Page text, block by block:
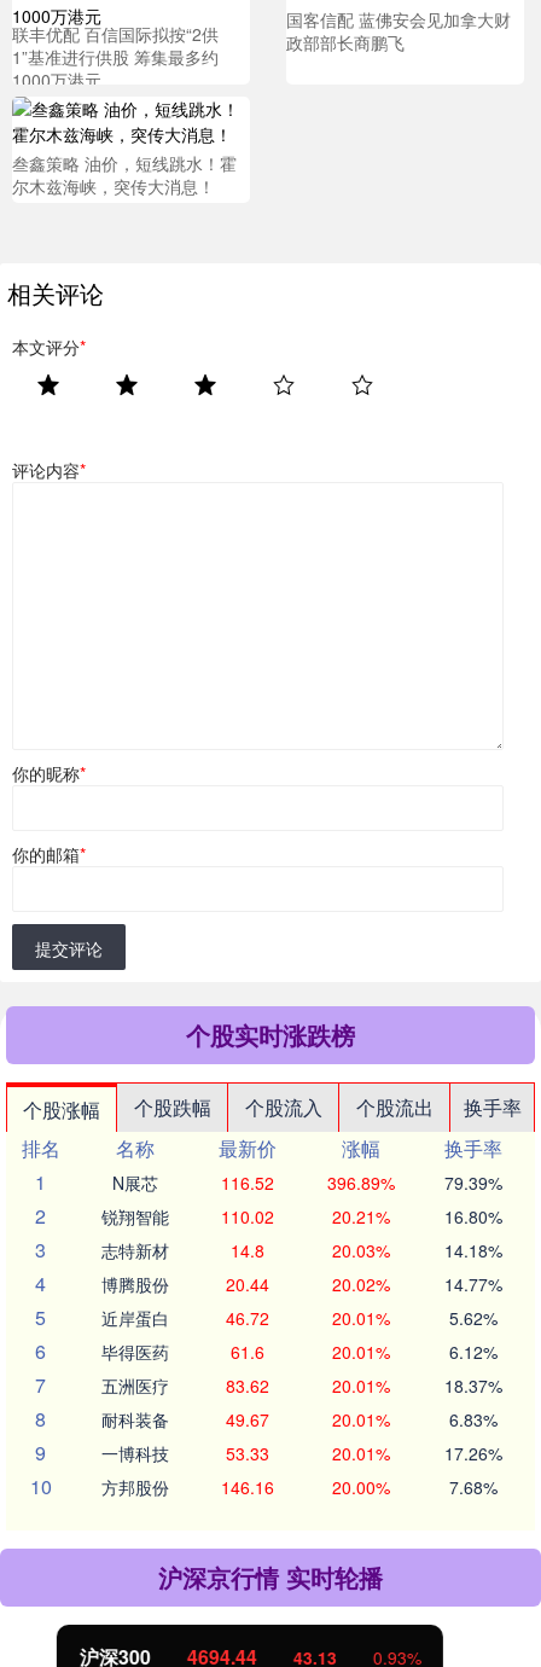
联丰优配 百信国际拟按“2供
1”基准进行供股 筹集最多约
1000万港元
国客信配 蓝佛安会见加拿大财
政部部长商鹏飞
叁鑫策略 油价，短线跳水！霍
尔木兹海峡，突传大消息！
相关评论
本文评分*
评论内容*
你的昵称*
你的邮箱*
提交评论
个股实时涨跌榜
个股涨幅 个股跌幅 个股流入 个股流出
换手率
排名
名称 最新价 涨幅
换手率
1
N展芯 116.52 396.89% 79.39%
2 锐翔智能 110.02 20.21% 16.80%
3 志特新材 14.8 20.03% 14.18%
4 博腾股份 20.44 20.02% 14.77%
5 近岸蛋白 46.72 20.01% 5.62%
6 毕得医药 61.6 20.01% 6.12%
7 五洲医疗 83.62 20.01% 18.37%
8 耐科装备 49.67 20.01% 6.83%
9 一博科技 53.33 20.01% 17.26%
10 方邦股份 146.16 20.00% 7.68%
沪深京行情 实时轮播
北证50 1134.24 11.37 1.01%